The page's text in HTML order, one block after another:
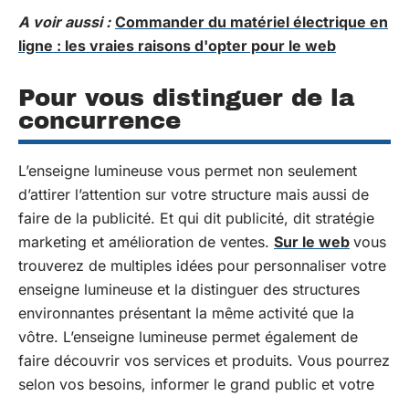
A voir aussi : Commander du matériel électrique en
ligne : les vraies raisons d'opter pour le web
Pour vous distinguer de la
concurrence
L’enseigne lumineuse vous permet non seulement
d’attirer l’attention sur votre structure mais aussi de
faire de la publicité. Et qui dit publicité, dit stratégie
marketing et amélioration de ventes. Sur le web vous
trouverez de multiples idées pour personnaliser votre
enseigne lumineuse et la distinguer des structures
environnantes présentant la même activité que la
vôtre. L’enseigne lumineuse permet également de
faire découvrir vos services et produits. Vous pourrez
selon vos besoins, informer le grand public et votre